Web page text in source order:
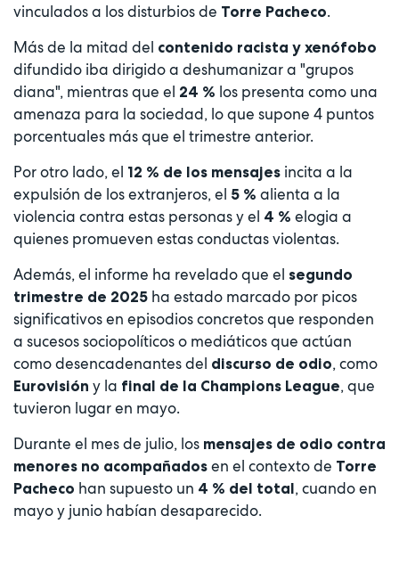
vinculados a los disturbios de Torre Pacheco.
Más de la mitad del contenido racista y xenófobo
difundido iba dirigido a deshumanizar a "grupos
diana", mientras que el 24 % los presenta como una
amenaza para la sociedad, lo que supone 4 puntos
porcentuales más que el trimestre anterior.
Por otro lado, el 12 % de los mensajes incita a la
expulsión de los extranjeros, el 5 % alienta a la
violencia contra estas personas y el 4 % elogia a
quienes promueven estas conductas violentas.
Además, el informe ha revelado que el segundo
trimestre de 2025 ha estado marcado por picos
significativos en episodios concretos que responden
a sucesos sociopolíticos o mediáticos que actúan
como desencadenantes del discurso de odio, como
Eurovisión y la final de la Champions League, que
tuvieron lugar en mayo.
Durante el mes de julio, los mensajes de odio contra
menores no acompañados en el contexto de Torre
Pacheco han supuesto un 4 % del total, cuando en
mayo y junio habían desaparecido.